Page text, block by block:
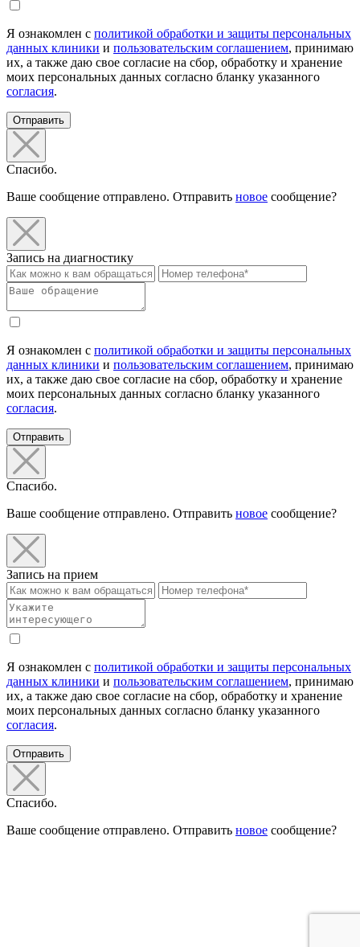
Я ознакомлен с политикой обработки и защиты персональных
данных клиники и пользовательским соглашением, принимаю
их, а также даю свое согласие на сбор, обработку и хранение
моих персональных данных согласно бланку указанного
согласия.
Отправить
Спасибо.
Ваше сообщение отправлено. Отправить новое сообщение?
Запись на диагностику
Я ознакомлен с политикой обработки и защиты персональных
данных клиники и пользовательским соглашением, принимаю
их, а также даю свое согласие на сбор, обработку и хранение
моих персональных данных согласно бланку указанного
согласия.
Отправить
Спасибо.
Ваше сообщение отправлено. Отправить новое сообщение?
Запись на прием
Я ознакомлен с политикой обработки и защиты персональных
данных клиники и пользовательским соглашением, принимаю
их, а также даю свое согласие на сбор, обработку и хранение
моих персональных данных согласно бланку указанного
согласия.
Отправить
Спасибо.
Ваше сообщение отправлено. Отправить новое сообщение?